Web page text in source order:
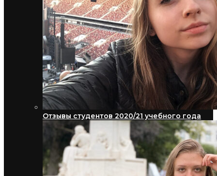
Отзывы студентов 2020/21 учебного года